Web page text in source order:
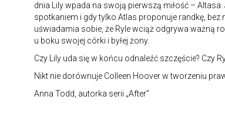
dnia Lily wpada na swoją pierwszą miłość –
spotkaniem i gdy tylko Atlas proponuje randkę, bez
uświadamia sobie, że Ryle wciąż odgrywa ważną
u boku swojej córki i byłej żony.
Czy Lily uda się w końcu odnaleźć szczęście? Czy
Nikt nie dorównuje Colleen Hoover w tworzeniu
Anna Todd, autorka serii „After”